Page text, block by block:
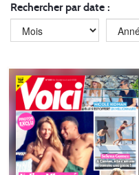
Rechercher par date :